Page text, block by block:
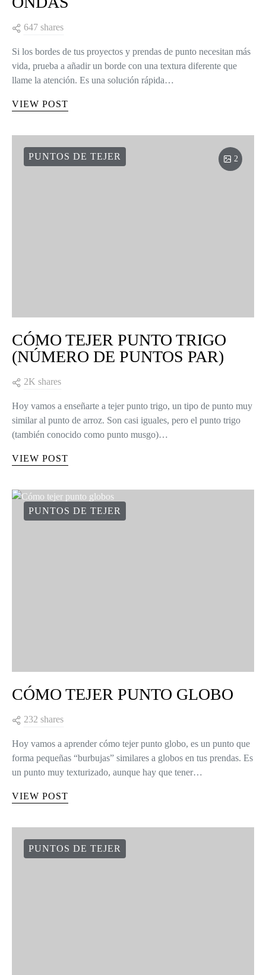
647 shares
Si los bordes de tus proyectos y prendas de punto necesitan más
vida, prueba a añadir un borde con una textura diferente que
llame la atención. Es una solución rápida…
VIEW POST
PUNTOS DE TEJER 2
CÓMO TEJER PUNTO TRIGO
(NÚMERO DE PUNTOS PAR)
2K shares
Hoy vamos a enseñarte a tejer punto trigo, un tipo de punto muy
similar al punto de arroz. Son casi iguales, pero el punto trigo
(también conocido como punto musgo)…
VIEW POST
PUNTOS DE TEJER
CÓMO TEJER PUNTO GLOBO
232 shares
Hoy vamos a aprender cómo tejer punto globo, es un punto que
forma pequeñas “burbujas” similares a globos en tus prendas. Es
un punto muy texturizado, aunque hay que tener…
VIEW POST
PUNTOS DE TEJER